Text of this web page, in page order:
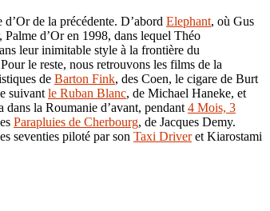
de la précédente. D’abord Elephant, où Gus
, Palme d’Or en 1998, dans lequel Théo
leur inimitable style à la frontière du
le reste, nous retrouvons les films de la
de Barton Fink, des Coen, le cigare de Burt
suivant le Ruban Blanc, de Michael Haneke, et
la Roumanie d’avant, pendant 4 Mois, 3
Parapluies de Cherbourg, de Jacques Demy.
seventies piloté par son Taxi Driveret Kiarostami